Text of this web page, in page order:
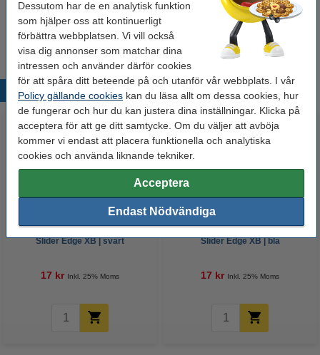
Dessutom har de en analytisk funktion
som hjälper oss att kontinuerligt
förbättra webbplatsen. Vi vill också
visa dig annonser som matchar dina
intressen och använder därför cookies
för att spåra ditt beteende på och utanför vår webbplats. I vår
Policy gällande cookies kan du läsa allt om dessa cookies, hur
de fungerar och hur du kan justera dina inställningar. Klicka på
acceptera för att ge ditt samtycke. Om du väljer att avböja
kommer vi endast att placera funktionella och analytiska
cookies och använda liknande tekniker.
Acceptera
Endast Nödvändiga
för endast
125 kr
Populära produkter
Kulspetspenna | Schneider
Slider Edge XB | svart
17 kr Inkl. 25% Moms
Kulspetspenna | Schneider
Slider Edge XB | blå
17 kr Inkl. 25% Moms